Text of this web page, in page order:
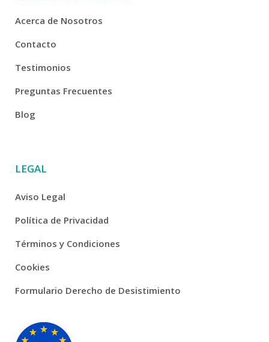
Acerca de Nosotros
Contacto
Testimonios
Preguntas Frecuentes
Blog
LEGAL
Aviso Legal
Política de Privacidad
Términos y Condiciones
Cookies
Formulario Derecho de Desistimiento